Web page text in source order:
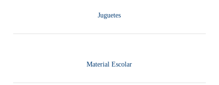
Juguetes
Material Escolar